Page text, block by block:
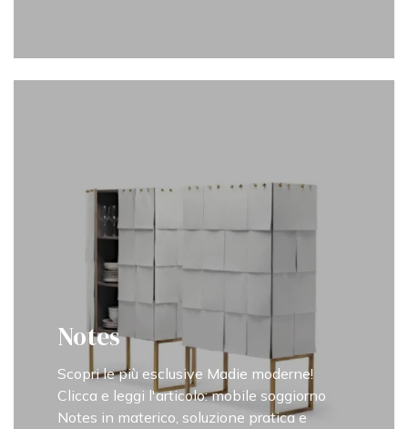
Notes
Scopri le più esclusive Madie moderne!
Clicca e leggi l'articolo: mobile soggiorno
Notes in materico, soluzione pratica e